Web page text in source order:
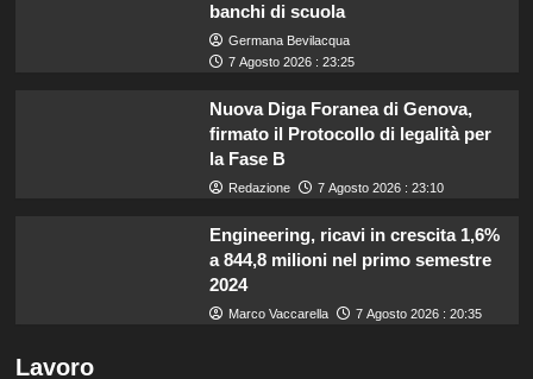
banchi di scuola
Germana Bevilacqua
7 Agosto 2026 : 23:25
Nuova Diga Foranea di Genova,
firmato il Protocollo di legalità per
la Fase B
Redazione 7 Agosto 2026 : 23:10
Engineering, ricavi in crescita 1,6%
a 844,8 milioni nel primo semestre
2024
Marco Vaccarella 7 Agosto 2026 : 20:35
Lavoro